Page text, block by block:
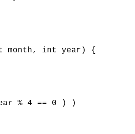
month, int
year) {
% 4 == 0 ) )